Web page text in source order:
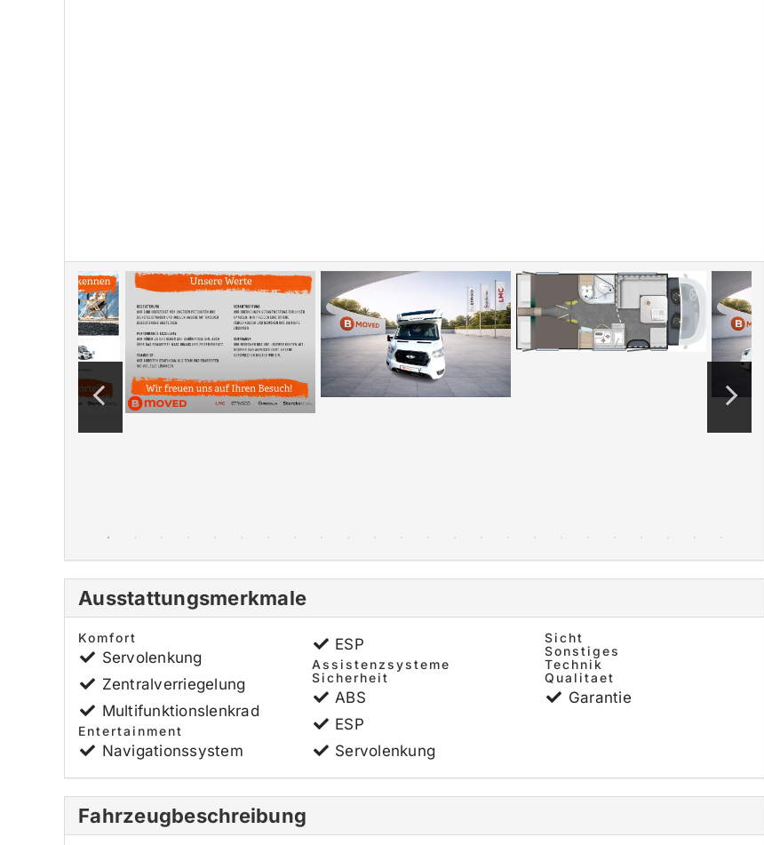
Ausstattungsmerkmale
Komfort
Servolenkung
Zentralverriegelung
Multifunktionslenkrad
Entertainment
Navigationssystem
ESP
Assistenzsysteme
Sicherheit
ABS
ESP
Servolenkung
Sicht
Sonstiges
Technik
Qualitaet
Garantie
Fahrzeugbeschreibung